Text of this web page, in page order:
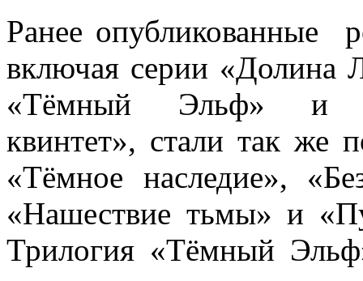
Ранее опубликованные
включая серии «Долина
«Тёмный Эльф» и
квинтет», стали так же
«Тёмное наследие»,
«Нашествие тьмы» и
Трилогия «Тёмный